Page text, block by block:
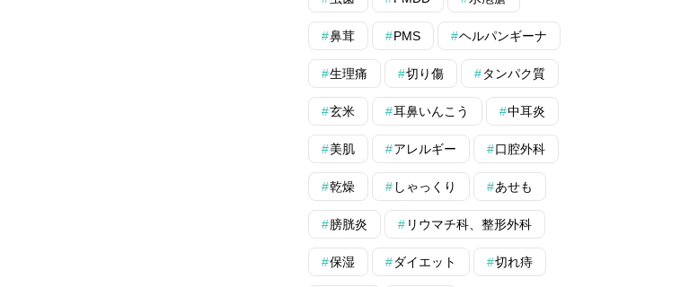
鼻茸 PMS ヘルパンギーナ
生理痛 切り傷 タンパク質
玄米 耳鼻いんこう 中耳炎
美肌 アレルギー 口腔外科
乾燥 しゃっくり あせも
膀胱炎 リウマチ科、整形外科
保湿 ダイエット 切れ痔